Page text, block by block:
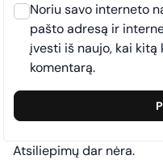
Atsiliepimų dar nėra.
Noriu savo interneto
pašto adresą ir
įvesti iš naujo, kai
komentarą.